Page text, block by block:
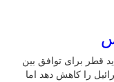
طرح جدید قطر برای توافق بین
را کاهش دهد اما